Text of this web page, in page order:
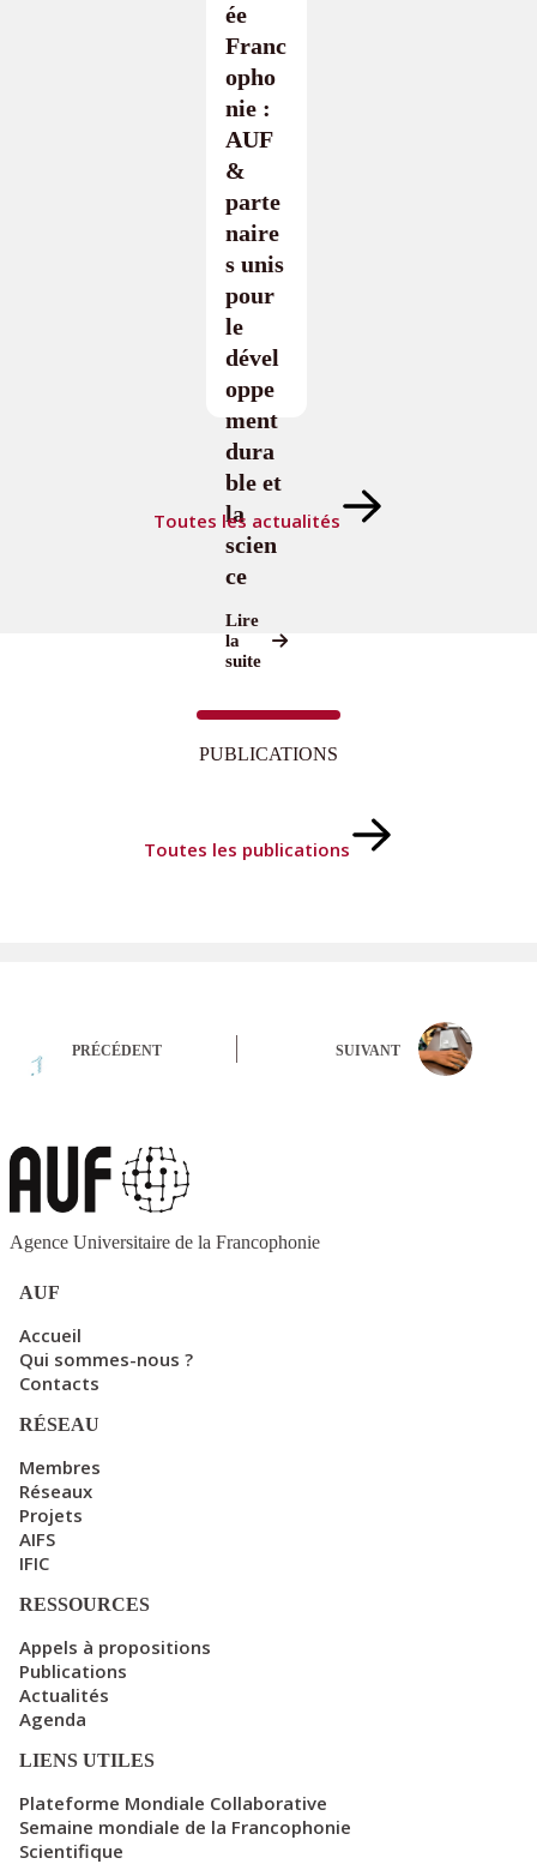
ée
Franc
opho
nie :
AUF
&
parte
naire
s unis
pour
le
dével
oppe
ment
dura
ble et
la
scien
ce
Lire
la
suite
Toutes les actualités
PUBLICATIONS
Toutes les publications
PRÉCÉDENT SUIVANT
Agence Universitaire de la Francophonie
AUF
Accueil
Qui sommes-nous ?
Contacts
RÉSEAU
Membres
Réseaux
Projets
AIFS
IFIC
RESSOURCES
Appels à propositions
Publications
Actualités
Agenda
LIENS UTILES
Plateforme Mondiale Collaborative
Semaine mondiale de la Francophonie
Scientifique